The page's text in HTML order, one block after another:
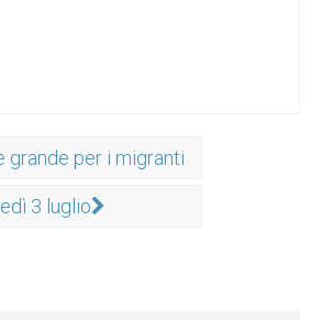
grande per i migranti
3 luglio